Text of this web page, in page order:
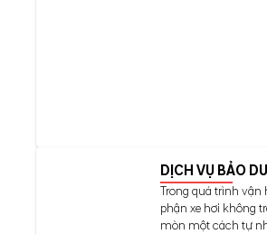
DỊCH VỤ BẢO
Trong quá trình vận
phận xe hơi không
mòn một cách tự